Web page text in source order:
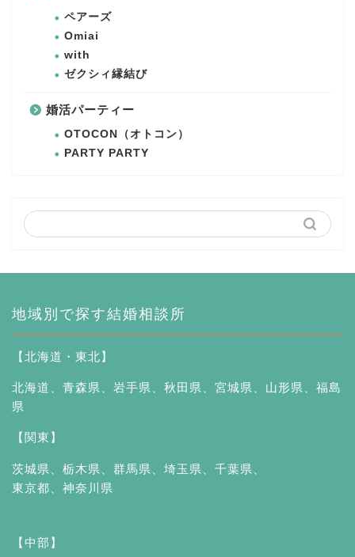
ペアーズ
Omiai
with
ゼクシィ縁結び
婚活パーティー
OTOCON（オトコン）
PARTY PARTY
地域別で探す結婚相談所
【北海道・東北】
北海道 青森県 岩手県 秋田県 宮城県 山形県
福島
県
【関東】
茨城県 栃木県 群馬県 埼玉県 千葉県
東京都
神奈川県
【中部】